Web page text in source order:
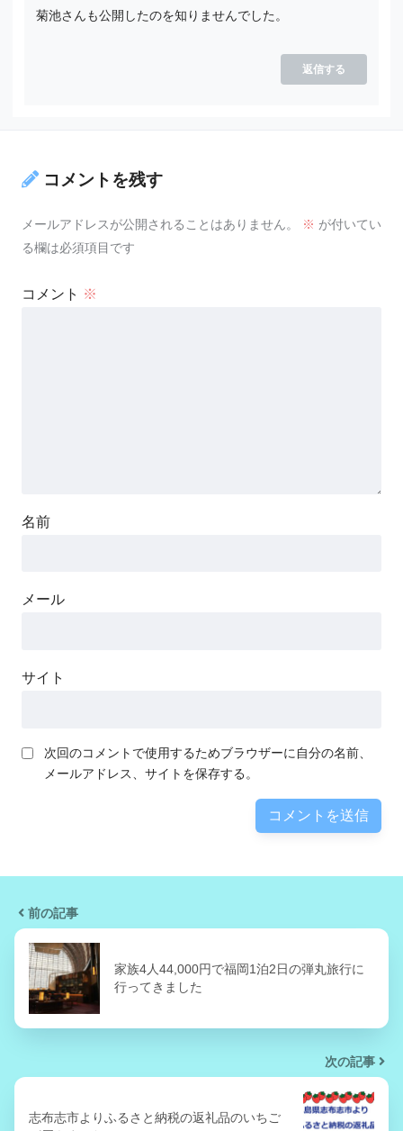
菊池さんも公開したのを知りませんでした。
返信する
コメントを残す
メールアドレスが公開されることはありません。 ※ が付いてい
る欄は必須項目です
コメント ※
名前
メール
サイト
次回のコメントで使用するためブラウザーに自分の名前、
メールアドレス、サイトを保存する。
前の記事
家族4人44,000円で福岡1泊2日の弾丸旅行に
行ってきました
次の記事
志布志市よりふるさと納税の返礼品のいちご